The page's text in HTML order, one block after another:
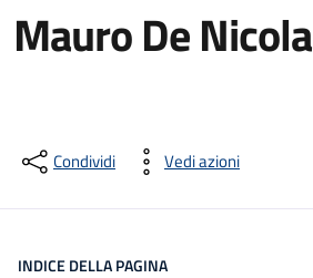
Mauro De Nicola
Condividi Vedi azioni
INDICE DELLA PAGINA